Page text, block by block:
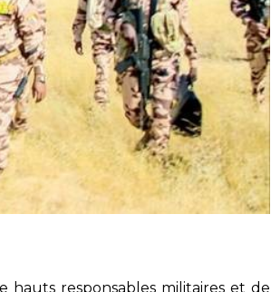
hauts responsables militaires et de